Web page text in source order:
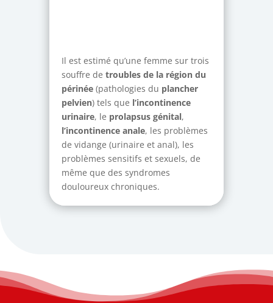
Il est estimé qu’une femme sur trois
souffre de troubles de la région du
périnée (pathologies du plancher
pelvien) tels que l’incontinence
urinaire, le prolapsus génital,
l’incontinence anale, les problèmes
de vidange (urinaire et anal), les
problèmes sensitifs et sexuels, de
même que des syndromes
douloureux chroniques.